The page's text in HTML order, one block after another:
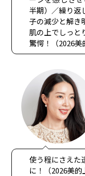
半期）／繰り返
子の減少と解き
肌の上でしっと
驚愕！（2026美
使う程にさえた
に！（2026美的